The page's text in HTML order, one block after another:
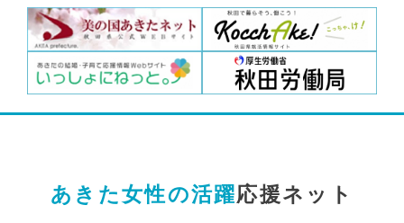
あきた女性の活躍応援ネット